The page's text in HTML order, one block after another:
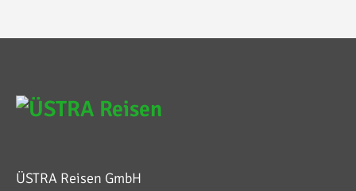
ÜSTRA Reisen GmbH